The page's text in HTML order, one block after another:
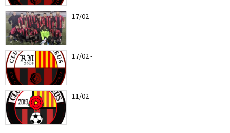
17/02-
17/02-
11/02-